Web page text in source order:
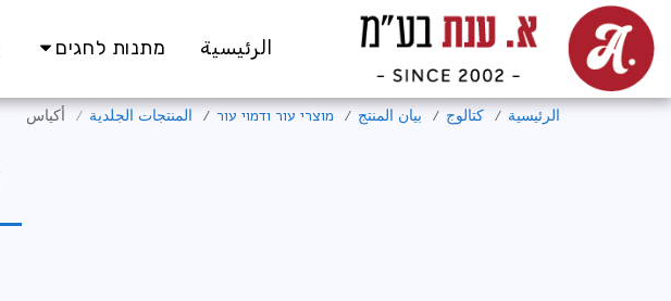
الرئيسية מתנות לחגים
الرئيسية كتالوج بيان المنتج מוצרי עור ודמוי עור المنتجات الجلدية أكياس